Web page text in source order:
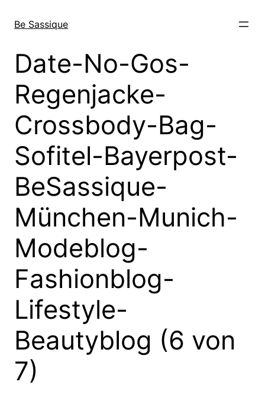
zum
wechseln
Be Sassique
Date-No-Gos-
Regenjacke-
Crossbody-Bag-
Sofitel-Bayerpost-
BeSassique-
München-Munich-
Modeblog-
Fashionblog-
Lifestyle-
Beautyblog (6 von
7)